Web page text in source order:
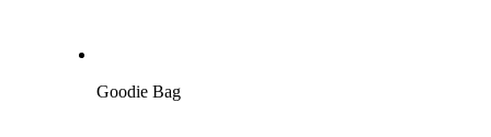
Goodie Bag